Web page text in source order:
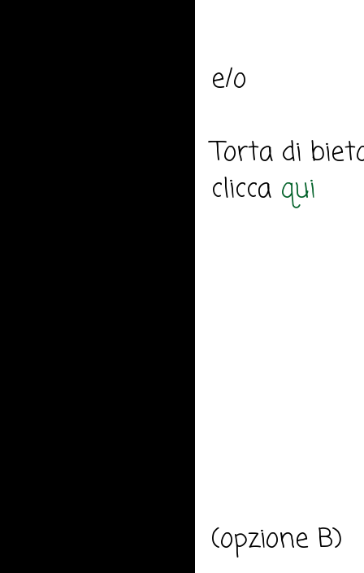
e/o
Torta di
clicca qui
(opzione B)